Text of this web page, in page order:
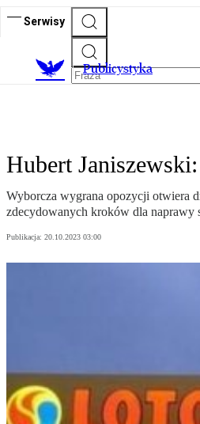
Serwisy
Publicystyka
Hubert
Wyborcza wygrana opozycji otwiera
zdecydowanych kroków dla naprawy
Publikacja: 20.10.2023 03:00